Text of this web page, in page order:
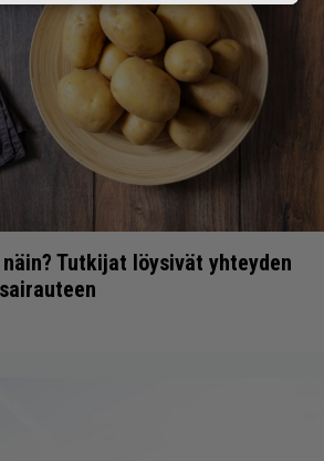
Tutkijat löysivät yhteyden